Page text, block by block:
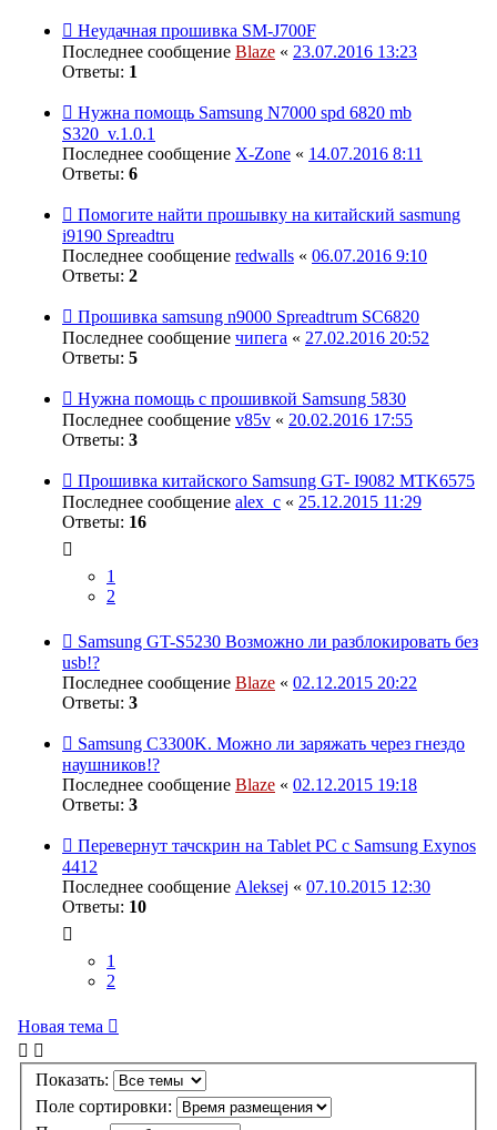
Неудачная прошивка SM-J700F
Последнее сообщение Blaze « 23.07.2016 13:23
Ответы: 1
Нужна помощь Samsung N7000 spd 6820 mb
S320_v.1.0.1
Последнее сообщение X-Zone « 14.07.2016 8:11
Ответы: 6
Помогите найти прошывку на китайский sasmung
i9190 Spreadtru
Последнее сообщение redwalls « 06.07.2016 9:10
Ответы: 2
Прошивка samsung n9000 Spreadtrum SC6820
Последнее сообщение чипега « 27.02.2016 20:52
Ответы: 5
Нужна помощь с прошивкой Samsung 5830
Последнее сообщение v85v « 20.02.2016 17:55
Ответы: 3
Прошивка китайского Samsung GT- I9082 MTK6575
Последнее сообщение alex_c « 25.12.2015 11:29
Ответы: 16
1
2
Samsung GT-S5230 Возможно ли разблокировать без
usb!?
Последнее сообщение Blaze « 02.12.2015 20:22
Ответы: 3
Samsung C3300K. Можно ли заряжать через гнездо
наушников!?
Последнее сообщение Blaze « 02.12.2015 19:18
Ответы: 3
Перевернут тачскрин на Tablet PC с Samsung Exynos
4412
Последнее сообщение Aleksej « 07.10.2015 12:30
Ответы: 10
1
2
Новая тема
Показать:
Поле сортировки: